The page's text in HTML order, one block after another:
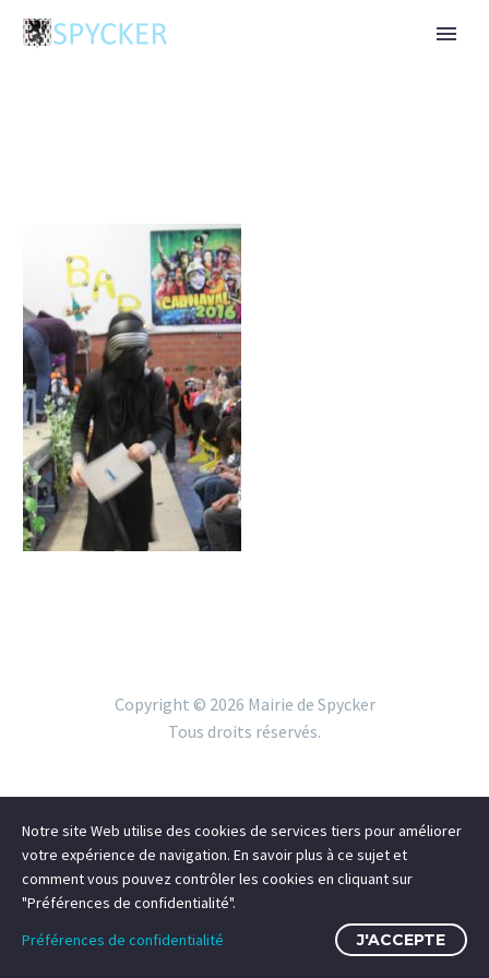
Copyright © 2026 Mairie de Spycker
Tous droits réservés.
Notre site Web utilise des cookies de services tiers pour améliorer
votre expérience de navigation. En savoir plus à ce sujet et
comment vous pouvez contrôler les cookies en cliquant sur
"Préférences de confidentialité".
Préférences de confidentialité
J'ACCEPTE